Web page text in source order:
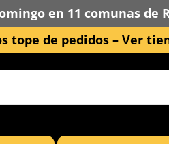
en 11 comunas de
tope de pedidos – Ver